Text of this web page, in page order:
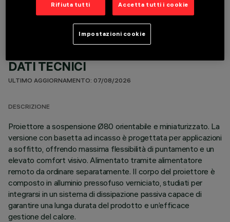
DATI TECNICI
ULTIMO AGGIORNAMENTO: 07/08/2026
DESCRIZIONE
Proiettore a sospensione Ø80 orientabile e miniaturizzato. La
versione con basetta ad incasso è progettata per applicazioni
a soffitto, offrendo massima flessibilità di puntamento e un
elevato comfort visivo. Alimentato tramite alimentatore
remoto da ordinare separatamente. Il corpo del proiettore è
composto in alluminio pressofuso verniciato, studiati per
integrarsi in un sistema di dissipazione passiva capace di
garantire una lunga durata del prodotto e un’efficace
gestione del calore.
Rifiuta tutti Accetta tutti i cookie
Impostazioni cookie